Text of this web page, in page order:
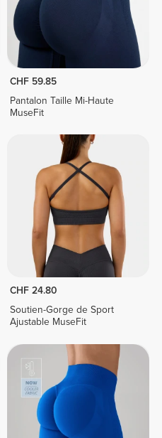
CHF 59.85
Pantalon Taille Mi-Haute
MuseFit
CHF 24.80
Soutien-Gorge de Sport
Ajustable MuseFit